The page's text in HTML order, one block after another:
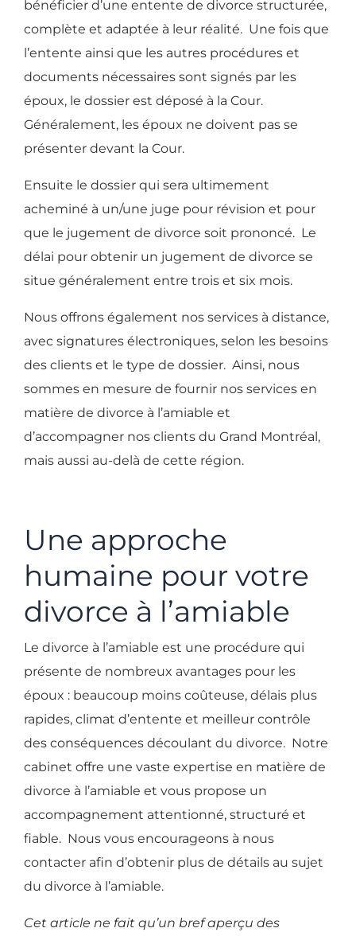
bénéficier d’une entente de divorce structurée,
complète et adaptée à leur réalité. Une fois que
l’entente ainsi que les autres procédures et
documents nécessaires sont signés par les
époux, le dossier est déposé à la Cour.
Généralement, les époux ne doivent pas se
présenter devant la Cour.
Ensuite le dossier qui sera ultimement
acheminé à un/une juge pour révision et pour
que le jugement de divorce soit prononcé. Le
délai pour obtenir un jugement de divorce se
situe généralement entre trois et six mois.
Nous offrons également nos services à distance,
avec signatures électroniques, selon les besoins
des clients et le type de dossier. Ainsi, nous
sommes en mesure de fournir nos services en
matière de divorce à l’amiable et
d’accompagner nos clients du Grand Montréal,
mais aussi au-delà de cette région.
Une approche
humaine pour votre
divorce à l’amiable
Le divorce à l’amiable est une procédure qui
présente de nombreux avantages pour les
époux : beaucoup moins coûteuse, délais plus
rapides, climat d’entente et meilleur contrôle
des conséquences découlant du divorce. Notre
cabinet offre une vaste expertise en matière de
divorce à l’amiable et vous propose un
accompagnement attentionné, structuré et
fiable. Nous vous encourageons à nous
contacter afin d’obtenir plus de détails au sujet
du divorce à l’amiable.
Cet article ne fait qu’un bref aperçu des